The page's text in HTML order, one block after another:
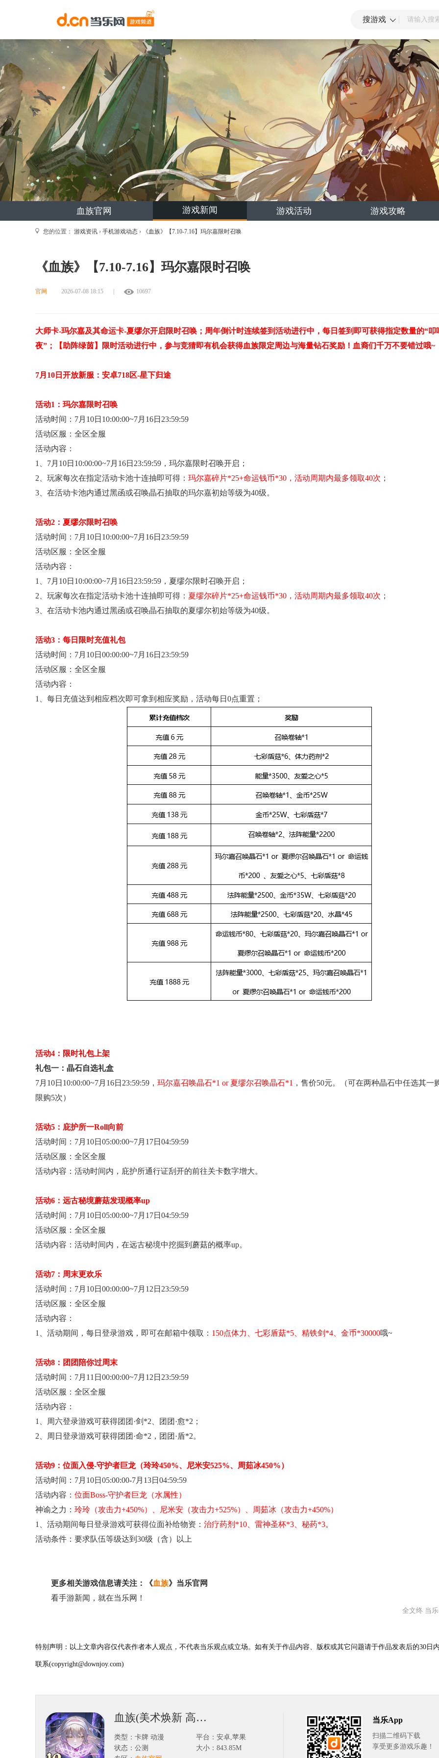
搜游戏
血族官网 游戏新闻 游戏活动 游戏攻略
您的位置： 游戏资讯 › 手机游戏动态 › 《血族》【7.10-7.16】玛尔嘉限时召唤
《血族》【7.10-7.16】玛尔嘉限时召唤
官网 2026-07-08 18:15 10697
大师卡-玛尔嘉及其命运卡-夏缪尔开启限时召唤；周年倒计时连续签到活动进行中，每日签到即可获得指定数量的“叩
夜”；【助阵绿茵】限时活动进行中，参与竞猜即有机会获得血族限定周边与海量钻石奖励！血裔们千万不要错过哦~
7月10日开放新服：安卓718区-星下归途
活动1：玛尔嘉限时召唤
活动时间：7月10日10:00:00~7月16日23:59:59
活动区服：全区全服
活动内容：
1
、7月10日10:00:00~7月16日23:59:59，玛尔嘉限时召唤开启；
2 、玩家每次在指定活动卡池十连抽即可得： 玛尔嘉碎片*25+命运钱币*30 ，活动周期内最多领取40次 ；
3 、在活动卡池内通过黑函或召唤晶石抽取的玛尔嘉初始等级为40级。
活动2：夏缪尔限时召唤
活动时间：7月10日10:00:00~7月16日23:59:59
活动区服：全区全服
活动内容：
1
、7月10日10:00:00~7月16日23:59:59，夏缪尔限时召唤开启；
2 、玩家每次在指定活动卡池十连抽即可得： 夏缪尔碎片*25+命运钱币*30 ，活动周期内最多领取40次 ；
3 、在活动卡池内通过黑函或召唤晶石抽取的夏缪尔初始等级为40级。
活动3：每日限时充值礼包
活动时间：7月10日00:00:00~7月16日23:59:59
活动区服：全区全服
活动内容：
1、每日充值达到相应档次即可拿到相应奖励，活动每日0点重置；
活动4：限时礼包上架
礼包一：晶石自选礼盒
7月10日10:00:00~7月16日23:59:59， 玛尔嘉召唤晶石*1 or 夏缪尔召唤晶石*1 ，售价50元。（可在两种晶石中任选其一
限购5次）
活动5：庇护所一Roll向前
活动时间： 7月10日05:00:00~7月17日04:59:59
活动区服： 全区全服
活动内容： 活动时间内，庇护所通行证刮开的前往关卡数字增大。
活动6：远古秘境蘑菇发现概率up
活动时间：7月10日05:00:00~7月17日04:59:59
活动区服：全区全服
活动内容：活动时间内，在远古秘境中挖掘到蘑菇的概率up。
活动7：周末更欢乐
活动时间：7月10日00:00:00~7月12日23:59:59
活动区服：全区全服
活动内容：
1
、活动期间，每日登录游戏，即可在邮箱中领取： 150点体力、七彩盾菇*5、精铁剑*4 、金币*30000哦~
活动8：团团陪你过周末
活动时间：7月11日00:00:00~7月12日23:59:59
活动区服：全区全服
活动内容：
1
、周六登录游戏可获得团团·剑*2、团团·愈*2；
2 、周日登录游戏可获得团团·命*2，团团·盾*2。
活动9：位面入侵-守护者巨龙（玲玲450%、尼米安525%、 周茹冰450%）
活动时间：7月10日05:00:00-7月13日04:59:59
活动内容： 位面Boss-守护者巨龙（水属性）
神谕之力： 玲玲（攻击力+450%）、 尼米安 （攻击力+525%）、周茹冰（攻击力+450%）
1
、活动期间每日登录游戏可获得位面补给物资： 治疗药剂*10、雷神圣杯*3 、秘药*3。
活动条件：要求队伍等级达到30级（含）以上
更多相关游戏信息请关注：《血族》当乐官网
看手游新闻，就在当乐网！
全文终 当
特别声明：以上文章内容仅代表作者本人观点，不代表当乐观点或立场。如有关于作品内容、版权或其它问题请于作品发表后的30日
联系(copyright@downjoy.com)
血族(美术焕新 高精重制)
类型：卡牌 动漫
平台：安卓,苹果
状态：公测
大小：843.85M
当乐App
扫描二维码下载
享受更多游戏乐趣！